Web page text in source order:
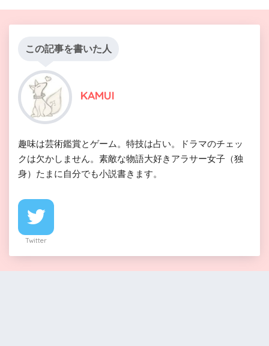
この記事を書いた人
KAMUI
趣味は芸術鑑賞とゲーム。特技は占い。ドラマのチェッ
クは欠かしません。素敵な物語大好きアラサー女子（独
身）たまに自分でも小説書きます。
Twitter